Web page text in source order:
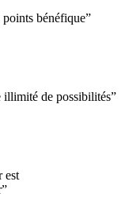
points bénéfique”
illimité de possibilités”
est